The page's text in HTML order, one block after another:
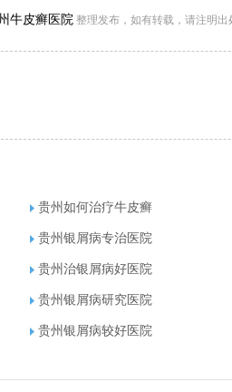
牛皮癣医院 整理发布，如有转载，请注明出
贵州如何治疗牛皮癣
贵州银屑病专治医院
贵州治银屑病好医院
贵州银屑病研究医院
贵州银屑病较好医院